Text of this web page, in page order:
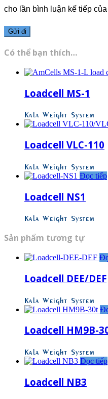
cho lần bình luận kế tiếp của
Có thể bạn thích…
Loadcell MS-1
Kala Weight System
Loadcell VLC-110
Kala Weight System
Đọc tiếp
Loadcell NS1
Kala Weight System
Sản phẩm tương tự
Loadcell DEE/DEF
Kala Weight System
Loadcell HM9B-
Kala Weight System
Đọc tiếp
Loadcell NB3